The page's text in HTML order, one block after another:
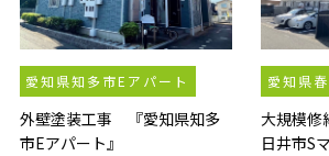
愛知県知多市Eアパート
外壁塗装工事 『愛知県知多
市Eアパート』
愛知県
大規模
日井市S